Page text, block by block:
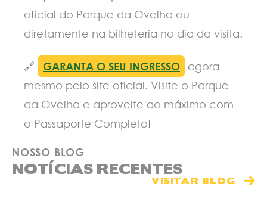
oficial do Parque da Ovelha ou
diretamente na bilheteria no dia da visita.
🔗 GARANTA O SEU INGRESSO
agora
mesmo pelo site oficial. Visite o Parque
da Ovelha e aproveite ao máximo com
o Passaporte Completo!
NOSSO BLOG
NOTÍCIAS RECENTES
VISITAR BLOG